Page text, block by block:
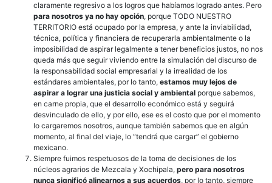
claramente regresivo a los logros que habíamos logrado antes. Pero
para nosotros ya no hay opción, porque TODO NUESTRO
TERRITORIO está ocupado por la empresa, y ante la inviabilidad,
técnica, política y financiera de recuperarla ambientalmente o la
imposibilidad de aspirar legalmente a tener beneficios justos, no nos
queda más que seguir viviendo entre la simulación del discurso de
la responsabilidad social empresarial y la irrealidad de los
estándares ambientales, por lo tanto, estamos muy lejos de
aspirar a lograr una justicia social y ambiental porque sabemos,
en carne propia, que el desarrollo económico está y seguirá
desvinculado de ello, y por ello, ese es el costo que por el momento
lo cargaremos nosotros, aunque también sabemos que en algún
momento, al final del viaje, lo “tendrá que cargar” el gobierno
mexicano.
Siempre fuimos respetuosos de la toma de decisiones de los
núcleos agrarios de Mezcala y Xochipala, pero para nosotros
nunca significó alinearnos a sus acuerdos, por lo tanto, siempre